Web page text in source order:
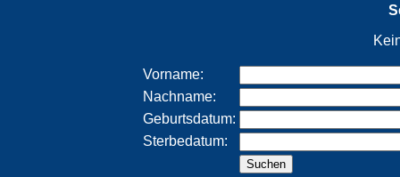
Vorname:
Nachname:
Geburtsdatum:
Sterbedatum: